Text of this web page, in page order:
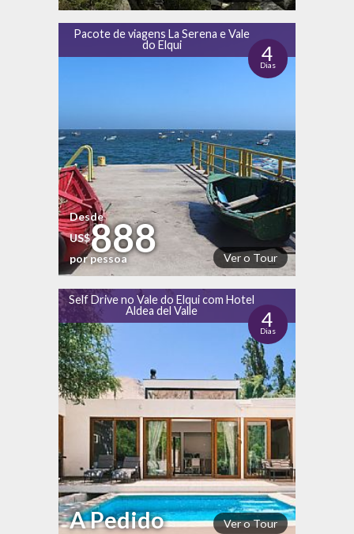
Pacote de viagens La Serena e Vale
do Elqui
4
Dias
Ver o Tour
Desde
US$888
por pessoa
Self Drive no Vale do Elqui com Hotel
Aldea del Valle
4
Dias
Ver o Tour
A Pedido